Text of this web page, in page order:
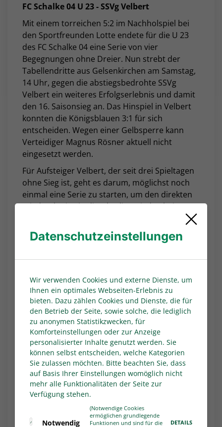
FC Schalke 04 U 23 - SSVg Velbert
Mit einem torreichen 5:2 im Nachholspiel bei
den Sportfreunden Lotte endete für die U 23
des FC Schalke 04 eine Serie von vier
Begegnungen ohne Dreier. Nun strebt der
Tabellendritte aus Gelsenkirchen am Samstag,
14 Uhr, gegen die abstiegsbedrohte SSVg
Velbert ein weiteres Erfolgserlebnis und damit
den 16. Saisonsieg an. Das Hinspiel in Velbert
konnten die Königsblauen 3:1 für sich
entscheiden. Wegen einer Gelbsperre kann
Verteidiger Magnus Rösner aktuell nicht
eingesetzt werden.
Für Aufsteiger Velbert, der seit drei Spieltagen
ohne Sieg ist, geht es darum, möglichst noch
einmal eine Serie zu starten, um den direkten
Wiederabstieg in die Oberliga Niederrhein
noch zu verhindern. Für die SSVg stehen nach
28 Partien 21 Punkte zu Buche. Der rettende
15. Rang (SV Rödinghausen) ist sieben Punkte
Hemcke.
SC Wiedenbrück - Bonner SC
Als Schlusslicht geht der SC Wiedenbrück in
sein Heimspiel am Samstag ab 14 Uhr gegen
den Bonner SC. Zwei von 21 möglichen Punkten
holten die Ostwestfalen aus den
zurückliegenden sieben Begegnungen. Im
ersten Spiel nach der Trennung von Trainer
Sascha Mölders gab es unter der Regie des
vorherigen Assistenten
0:3 bei der zweiten Mannschaft von Fortuna
Düsseldorf. Damit beträgt der Rückstand des
Datenschutzeinstellungen
Wir verwenden Cookies und externe Dienste, um
Ihnen ein optimales Webseiten-Erlebnis zu
bieten. Dazu zählen Cookies und Dienste, die für
den Betrieb der Seite, sowie solche, die lediglich
zu anonymen Statistikzwecken, für
Komforteinstellungen oder zur Anzeige
personalisierter Inhalte genutzt werden. Sie
können selbst entscheiden, welche Kategorien
Sie zulassen möchten. Bitte beachten Sie, dass
auf Basis Ihrer Einstellungen womöglich nicht
mehr alle Funktionalitäten der Seite zur
Verfügung stehen.
Notwendig
(Notwendige Cookies
ermöglichen grundlegende
Funktionen und sind für die
DETAILS